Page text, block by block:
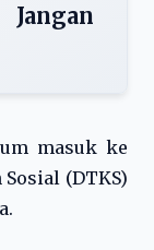
masuk ke
(DTKS)